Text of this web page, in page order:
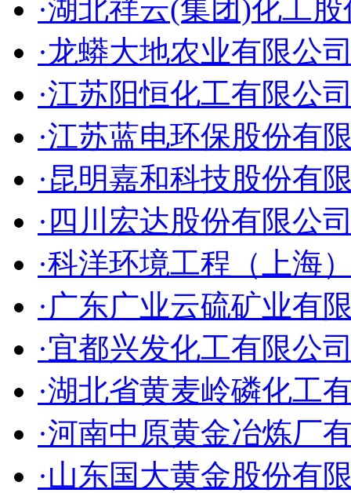
·湖北祥云(集团)化工
·龙蟒大地农业有限公
·江苏阳恒化工有限公
·江苏蓝电环保股份有
·昆明嘉和科技股份有
·四川宏达股份有限公
·科洋环境工程（上海
·广东广业云硫矿业有
·宜都兴发化工有限公
·湖北省黄麦岭磷化工
·河南中原黄金冶炼厂
·山东国大黄金股份有